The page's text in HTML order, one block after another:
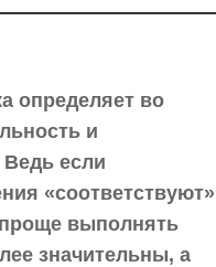
определяет во
и
если
«соответствуют»
проще выполнять
значительны, а